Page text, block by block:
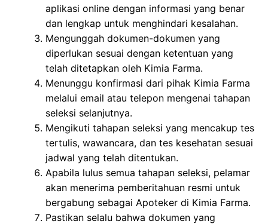
aplikasi online dengan informasi yang benar
dan lengkap untuk menghindari kesalahan.
Mengunggah dokumen-dokumen yang
diperlukan sesuai dengan ketentuan yang
telah ditetapkan oleh Kimia Farma.
Menunggu konfirmasi dari pihak Kimia Farma
melalui email atau telepon mengenai tahapan
seleksi selanjutnya.
Mengikuti tahapan seleksi yang mencakup tes
tertulis, wawancara, dan tes kesehatan sesuai
jadwal yang telah ditentukan.
Apabila lulus semua tahapan seleksi, pelamar
akan menerima pemberitahuan resmi untuk
bergabung sebagai Apoteker di Kimia Farma.
Pastikan selalu bahwa dokumen yang